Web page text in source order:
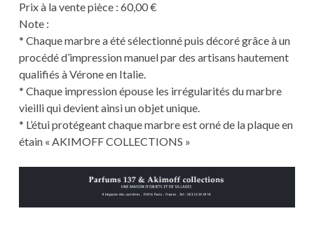
Prix à la vente pièce : 60,00 €
Note :
* Chaque marbre a été sélectionné puis décoré grâce à un
procédé d’impression manuel par des artisans hautement
qualifiés à Vérone en Italie.
* Chaque impression épouse les irrégularités du marbre
vieilli qui devient ainsi un objet unique.
* L’étui protégeant chaque marbre est orné de la plaque en
étain « AKIMOFF COLLECTIONS »